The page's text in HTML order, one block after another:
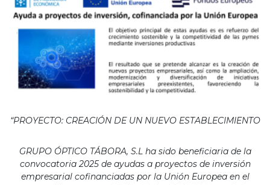
“PROYECTO: CREACIÓN DE UN NUEVO ESTABLECIMIENTO
GRUPO ÓPTICO TÁBORA, S.L ha sido beneficiaria de la
convocatoria 2025 de ayudas a proyectos de inversión
empresarial cofinanciadas por la Unión Europea en el